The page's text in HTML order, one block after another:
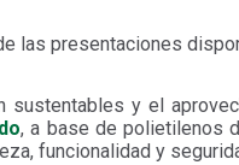
las presentaciones
y el
, a base de polietilenos
funcionalidad y